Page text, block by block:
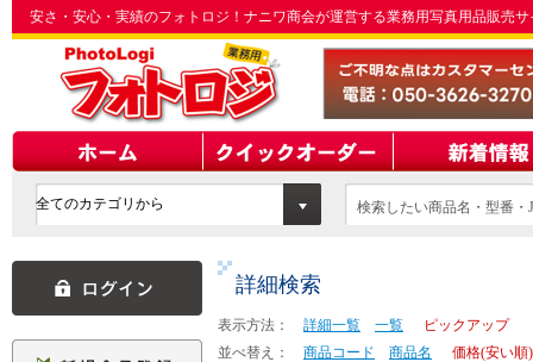
安さ・安心・実績のフォトロジ！ナニワ商会が運営する業務用写真用品販売
検索したい商品名・型番
詳細検索
表示方法： 詳細一覧 一覧
ピックアップ
並べ替え：
商品コード 商品名 価格(安い順)